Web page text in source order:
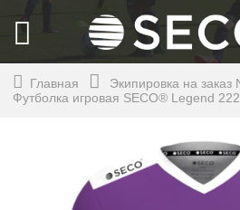
Главная
Экипировка на заказ
Футболка игровая SECO® Legend